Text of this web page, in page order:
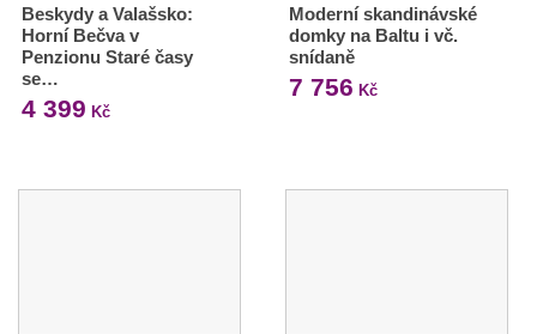
Beskydy a Valašsko:
Horní Bečva v
Penzionu Staré časy
se…
4 399 Kč
Moderní skandinávské
domky na Baltu i vč.
snídaně
7 756 Kč